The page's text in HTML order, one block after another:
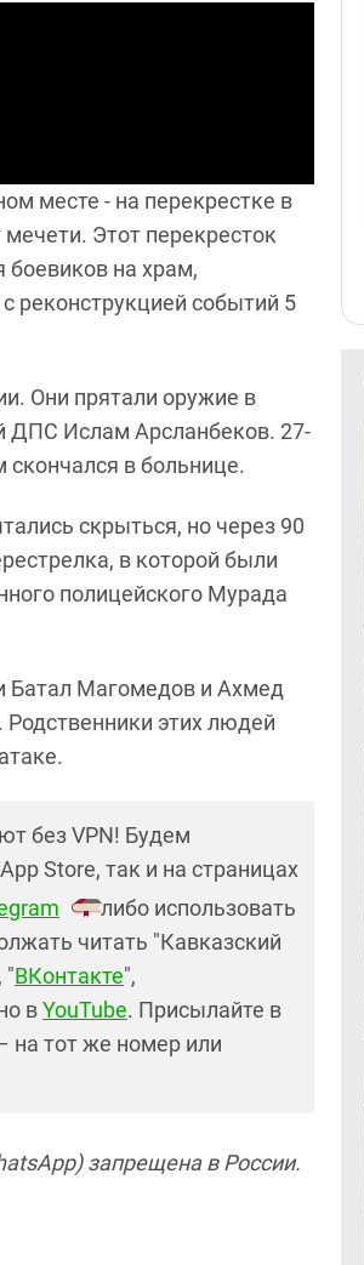
месте - на перекрестке в
Этот перекресток
боевиков на храм,
реконструкцией событий 5
Они прятали оружие в
ДПС Ислам Арсланбеков. 27-
в больнице.
скрыться, но через 90
в которой были
полицейского Мурада
Батал Магомедов и Ахмед
этих людей
без VPN! Будем
Store, так и на страницах
либо использовать
читать "Кавказский
"ВКонтакте",
вYouTube. Присылайте в
на тот же номер или
запрещена в России.